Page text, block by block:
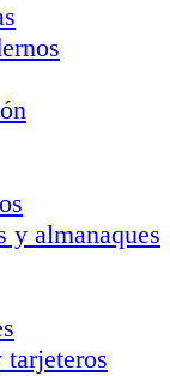
y almanaques
tarjeteros